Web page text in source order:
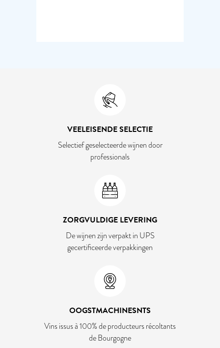
VEELEISENDE SELECTIE
Selectief geselecteerde wijnen door
professionals
ZORGVULDIGE LEVERING
De wijnen zijn verpakt in UPS
gecertificeerde verpakkingen
OOGSTMACHINESNTS
Vins issus à 100% de producteurs récoltants
de Bourgogne